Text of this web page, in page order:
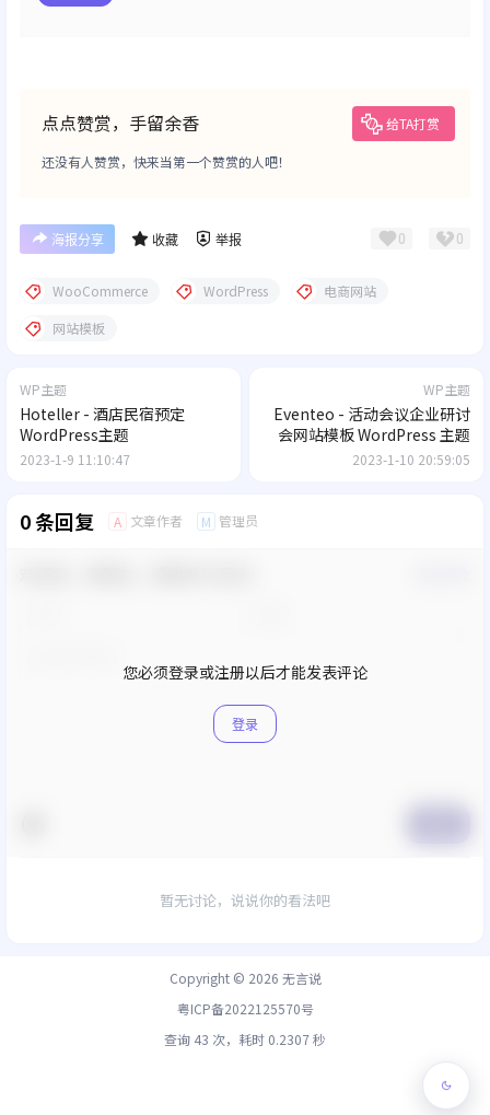
点点赞赏，手留余香 给TA打赏
还没有人赞赏，快来当第一个赞赏的人吧！
海报分享 收藏 举报 0 0
WooCommerce WordPress
电商网站
网站模板
WP主题
Hoteller - 酒店民宿预定
WordPress主题
2023-1-9 11:10:47
WP主题
Eventeo - 活动会议企业研讨
会网站模板 WordPress 主题
2023-1-10 20:59:05
0 条回复 A 文章作者 M 管理员
您必须登录或注册以后才能发表评论
登录
暂无讨论，说说你的看法吧
Copyright © 2026 无言说
粤ICP备2022125570号
查询 43 次，耗时 0.2307 秒